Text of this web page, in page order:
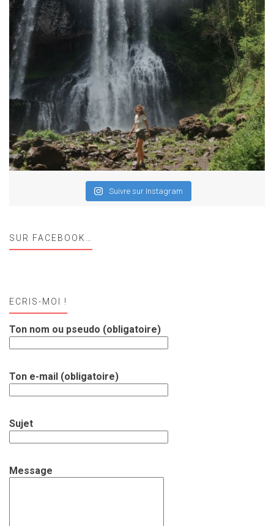
Suivre sur Instagram
SUR FACEBOOK…
ECRIS-MOI !
Ton nom ou pseudo (obligatoire)
Ton e-mail (obligatoire)
Sujet
Message